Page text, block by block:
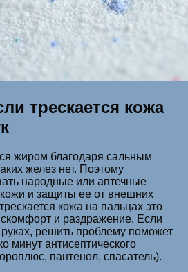
трескается кожа
жиром благодаря сальным
желез нет. Поэтому
народные или аптечные
и защиты ее от внешних
кожа на пальцах это
и раздражение. Если
решить проблему поможет
минут антисептического
пантенол, спасатель).